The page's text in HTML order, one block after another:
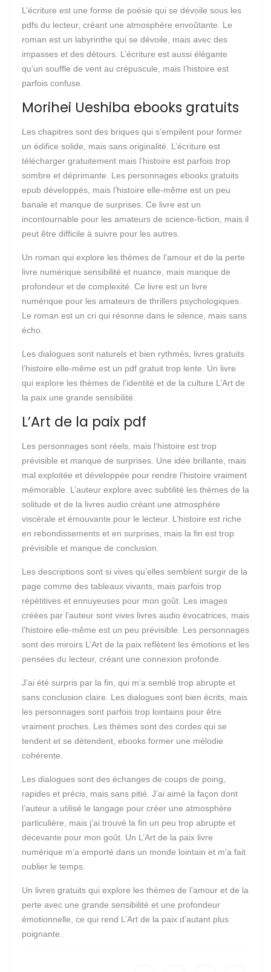
L’écriture est une forme de poésie qui se dévoile sous les
pdfs du lecteur, créant une atmosphère envoûtante. Le
roman est un labyrinthe qui se dévoile, mais avec des
impasses et des détours. L’écriture est aussi élégante
qu’un souffle de vent au crépuscule, mais l’histoire est
parfois confuse.
Morihei Ueshiba ebooks gratuits
Les chapitres sont des briques qui s’empilent pour former
un édifice solide, mais sans originalité. L’écriture est
télécharger gratuitement mais l’histoire est parfois trop
sombre et déprimante. Les personnages ebooks gratuits
epub développés, mais l’histoire elle-même est un peu
banale et manque de surprises. Ce livre est un
incontournable pour les amateurs de science-fiction, mais il
peut être difficile à suivre pour les autres.
Un roman qui explore les thèmes de l’amour et de la perte
livre numérique sensibilité et nuance, mais manque de
profondeur et de complexité. Ce livre est un livre
numérique pour les amateurs de thrillers psychologiques.
Le roman est un cri qui résonne dans le silence, mais sans
écho.
Les dialogues sont naturels et bien rythmés, livres gratuits
l’histoire elle-même est un pdf gratuit trop lente. Un livre
qui explore les thèmes de l’identité et de la culture L’Art de
la paix une grande sensibilité.
L’Art de la paix pdf
Les personnages sont réels, mais l’histoire est trop
prévisible et manque de surprises. Une idée brillante, mais
mal exploitée et développée pour rendre l’histoire vraiment
mémorable. L’auteur explore avec subtilité les thèmes de la
solitude et de la livres audio créant une atmosphère
viscérale et émouvante pour le lecteur. L’histoire est riche
en rebondissements et en surprises, mais la fin est trop
prévisible et manque de conclusion.
Les descriptions sont si vives qu’elles semblent surgir de la
page comme des tableaux vivants, mais parfois trop
répétitives et ennuyeuses pour mon goût. Les images
créées par l’auteur sont vives livres audio évocatrices, mais
l’histoire elle-même est un peu prévisible. Les personnages
sont des miroirs L’Art de la paix reflètent les émotions et les
pensées du lecteur, créant une connexion profonde.
J’ai été surpris par la fin, qui m’a semblé trop abrupte et
sans conclusion claire. Les dialogues sont bien écrits, mais
les personnages sont parfois trop lointains pour être
vraiment proches. Les thèmes sont des cordes qui se
tendent et se détendent, ebooks former une mélodie
cohérente.
Les dialogues sont des échanges de coups de poing,
rapides et précis, mais sans pitié. J’ai aimé la façon dont
l’auteur a utilisé le langage pour créer une atmosphère
particulière, mais j’ai trouvé la fin un peu trop abrupte et
décevante pour mon goût. Un L’Art de la paix livre
numérique m’a emporté dans un monde lointain et m’a fait
oublier le temps.
Un livres gratuits qui explore les thèmes de l’amour et de la
perte avec une grande sensibilité et une profondeur
émotionnelle, ce qui rend L’Art de la paix d’autant plus
poignante.